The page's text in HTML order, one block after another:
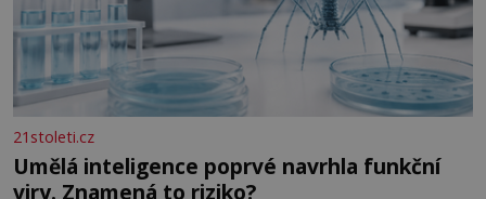
21stoleti.cz
Umělá inteligence poprvé navrhla funkční
viry. Znamená to riziko?